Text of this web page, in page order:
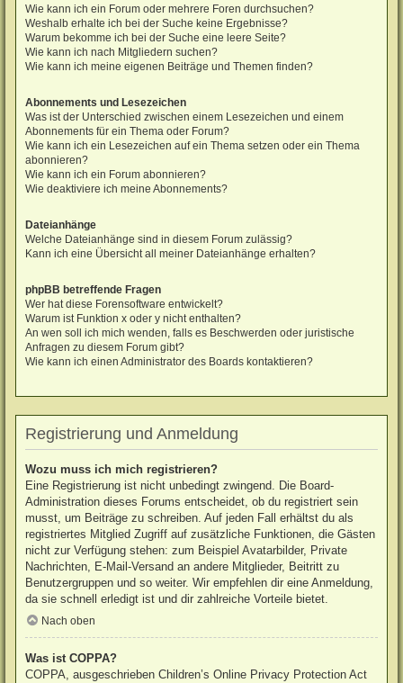
Wie kann ich ein Forum oder mehrere Foren durchsuchen?
Weshalb erhalte ich bei der Suche keine Ergebnisse?
Warum bekomme ich bei der Suche eine leere Seite?
Wie kann ich nach Mitgliedern suchen?
Wie kann ich meine eigenen Beiträge und Themen finden?
Abonnements und Lesezeichen
Was ist der Unterschied zwischen einem Lesezeichen und einem
Abonnements für ein Thema oder Forum?
Wie kann ich ein Lesezeichen auf ein Thema setzen oder ein Thema
abonnieren?
Wie kann ich ein Forum abonnieren?
Wie deaktiviere ich meine Abonnements?
Dateianhänge
Welche Dateianhänge sind in diesem Forum zulässig?
Kann ich eine Übersicht all meiner Dateianhänge erhalten?
phpBB betreffende Fragen
Wer hat diese Forensoftware entwickelt?
Warum ist Funktion x oder y nicht enthalten?
An wen soll ich mich wenden, falls es Beschwerden oder juristische
Anfragen zu diesem Forum gibt?
Wie kann ich einen Administrator des Boards kontaktieren?
Registrierung und Anmeldung
Wozu muss ich mich registrieren?
Eine Registrierung ist nicht unbedingt zwingend. Die Board-
Administration dieses Forums entscheidet, ob du registriert sein
musst, um Beiträge zu schreiben. Auf jeden Fall erhältst du als
registriertes Mitglied Zugriff auf zusätzliche Funktionen, die Gästen
nicht zur Verfügung stehen: zum Beispiel Avatarbilder, Private
Nachrichten, E-Mail-Versand an andere Mitglieder, Beitritt zu
Benutzergruppen und so weiter. Wir empfehlen dir eine Anmeldung,
da sie schnell erledigt ist und dir zahlreiche Vorteile bietet.
Nach oben
Was ist COPPA?
COPPA, ausgeschrieben Children’s Online Privacy Protection Act